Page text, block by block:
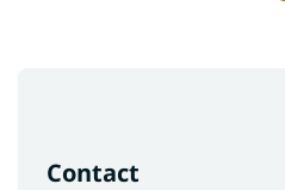
Contact